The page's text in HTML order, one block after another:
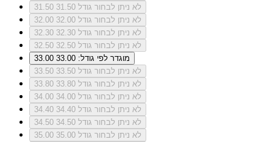
31.50
לא ניתן לבחור גודל 31.50
32.00
לא ניתן לבחור גודל 32.00
32.30
לא ניתן לבחור גודל 32.30
32.50
לא ניתן לבחור גודל 32.50
33.00
מוגדר לפי גודל: 33.00
33.50
לא ניתן לבחור גודל 33.50
33.80
לא ניתן לבחור גודל 33.80
34.00
לא ניתן לבחור גודל 34.00
34.40
לא ניתן לבחור גודל 34.40
34.50
לא ניתן לבחור גודל 34.50
35.00
לא ניתן לבחור גודל 35.00